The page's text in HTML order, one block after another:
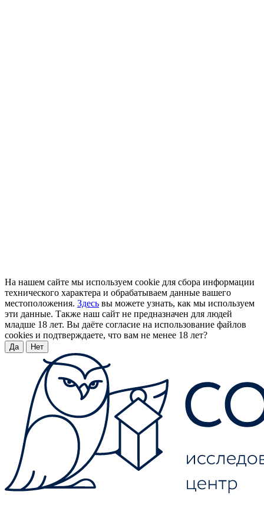
На нашем сайте мы используем cookie для сбора информации
технического характера и обрабатываем данные вашего
местоположения. Здесь вы можете узнать, как мы используем
эти данные. Также наш сайт не предназначен для людей
младше 18 лет. Вы даёте согласие на использование файлов
cookies и подтверждаете, что вам не менее 18 лет?
Да Нет